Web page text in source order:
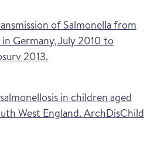
of Salmonella from
Germany, July 2010 to
2013.
in children aged
West England. ArchDisChild